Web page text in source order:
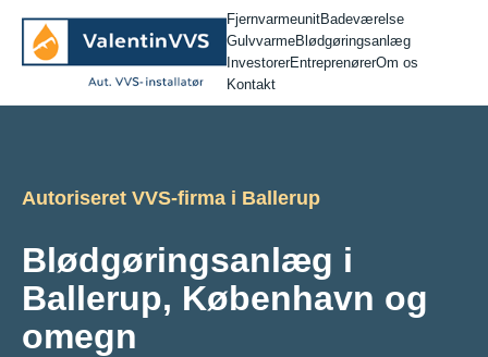
FjernvarmeunitBadeværelse
GulvvarmeBlødgøringsanlæg
InvestorerEntreprenørerOm os
Kontakt
Autoriseret VVS-firma i Ballerup
Blødgøringsanlæg i
Ballerup, København og
omegn